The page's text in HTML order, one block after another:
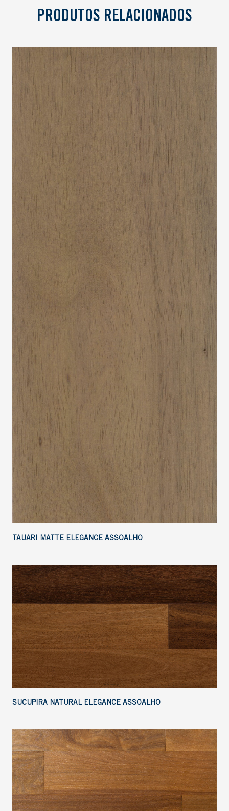
PRODUTOS RELACIONADOS
TAUARI MATTE ELEGANCE ASSOALHO
SUCUPIRA NATURAL ELEGANCE ASSOALHO